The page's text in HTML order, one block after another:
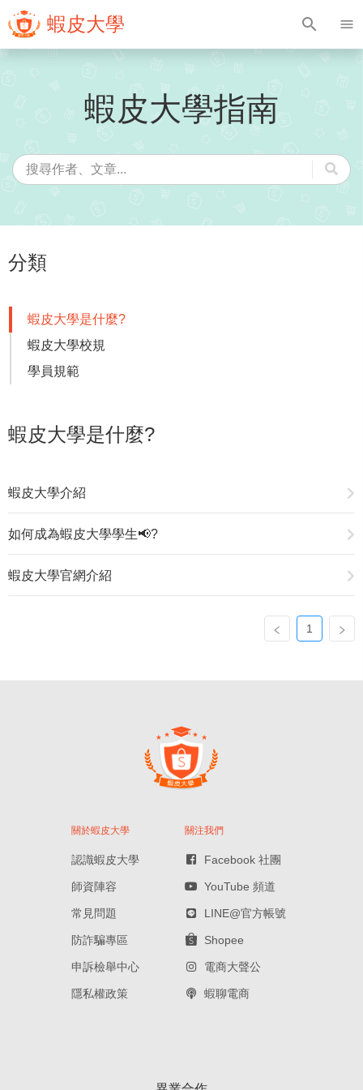
蝦皮大學 search menu
蝦皮大學指南
分類
蝦皮大學是什麼?
蝦皮大學校規
學員規範
蝦皮大學是什麼?
蝦皮大學介紹
如何成為蝦皮大學學生📢?
蝦皮大學官網介紹
1
關於蝦皮大學
認識蝦皮大學
師資陣容
常見問題
防詐騙專區
申訴檢舉中心
隱私權政策
關注我們
Facebook 社團
YouTube 頻道
LINE@官方帳號
Shopee
電商大聲公
蝦聊電商